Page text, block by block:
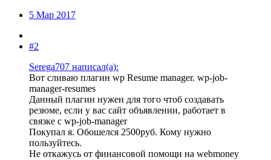
5 Мар 2017
#2
Serega707 написал(а):
Вот сливаю плагин wp Resume manager. wp-job-
manager-resumes
Данный плагин нужен для того чтоб создавать
резюме, если у вас сайт объявлении, работает в
связке с wp-job-manager
Покупал я. Обошелся 2500руб. Кому нужно
пользуйтесь.
Не откажусь от финансовой помощи на webmoney